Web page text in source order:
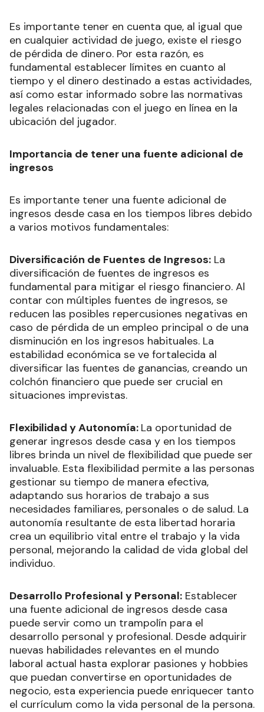
Es importante tener en cuenta que, al igual que
en cualquier actividad de juego, existe el riesgo
de pérdida de dinero. Por esta razón, es
fundamental establecer límites en cuanto al
tiempo y el dinero destinado a estas actividades,
así como estar informado sobre las normativas
legales relacionadas con el juego en línea en la
ubicación del jugador.
Importancia de tener una fuente adicional de
ingresos
Es importante tener una fuente adicional de
ingresos desde casa en los tiempos libres debido
a varios motivos fundamentales:
Diversificación de Fuentes de Ingresos: La
diversificación de fuentes de ingresos es
fundamental para mitigar el riesgo financiero. Al
contar con múltiples fuentes de ingresos, se
reducen las posibles repercusiones negativas en
caso de pérdida de un empleo principal o de una
disminución en los ingresos habituales. La
estabilidad económica se ve fortalecida al
diversificar las fuentes de ganancias, creando un
colchón financiero que puede ser crucial en
situaciones imprevistas.
Flexibilidad y Autonomía: La oportunidad de
generar ingresos desde casa y en los tiempos
libres brinda un nivel de flexibilidad que puede ser
invaluable. Esta flexibilidad permite a las personas
gestionar su tiempo de manera efectiva,
adaptando sus horarios de trabajo a sus
necesidades familiares, personales o de salud. La
autonomía resultante de esta libertad horaria
crea un equilibrio vital entre el trabajo y la vida
personal, mejorando la calidad de vida global del
individuo.
Desarrollo Profesional y Personal: Establecer
una fuente adicional de ingresos desde casa
puede servir como un trampolín para el
desarrollo personal y profesional. Desde adquirir
nuevas habilidades relevantes en el mundo
laboral actual hasta explorar pasiones y hobbies
que puedan convertirse en oportunidades de
negocio, esta experiencia puede enriquecer tanto
el currículum como la vida personal de la persona.